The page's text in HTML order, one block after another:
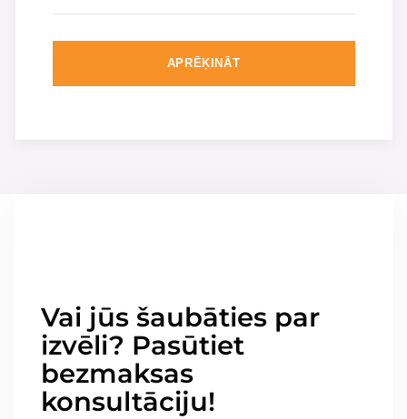
APRĒĶINĀT
Vai jūs šaubāties par
izvēli? Pasūtiet
bezmaksas
konsultāciju!